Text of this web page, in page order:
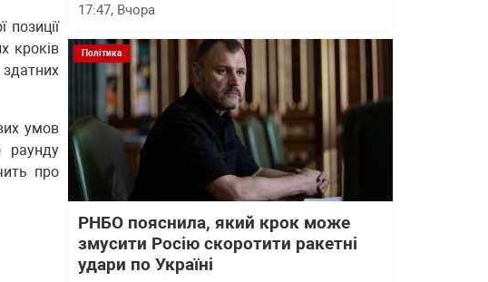
позиції
кроків
умов
раунду
про
17:47, Вчора
Політика
РНБО пояснила, який крок може
змусити Росію скоротити ракетні
удари по Україні